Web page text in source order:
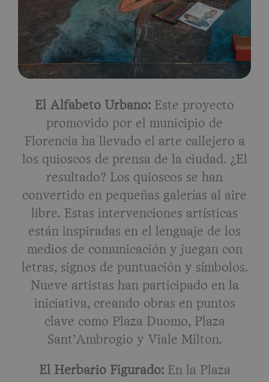
El Alfabeto Urbano: Este proyecto
promovido por el municipio de
Florencia ha llevado el arte callejero a
los quioscos de prensa de la ciudad. ¿El
resultado? Los quioscos se han
convertido en pequeñas galerías al aire
libre. Estas intervenciones artísticas
están inspiradas en el lenguaje de los
medios de comunicación y juegan con
letras, signos de puntuación y símbolos.
Nueve artistas han participado en la
iniciativa, creando obras en puntos
clave como Plaza Duomo, Plaza
Sant’Ambrogio y Viale Milton.
El Herbario Figurado: En la Plaza